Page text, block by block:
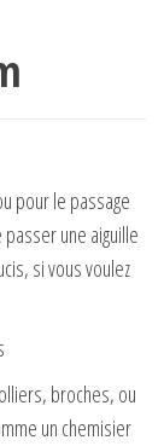
pour le passage
une aiguille
si vous voulez
broches, ou
un chemisier